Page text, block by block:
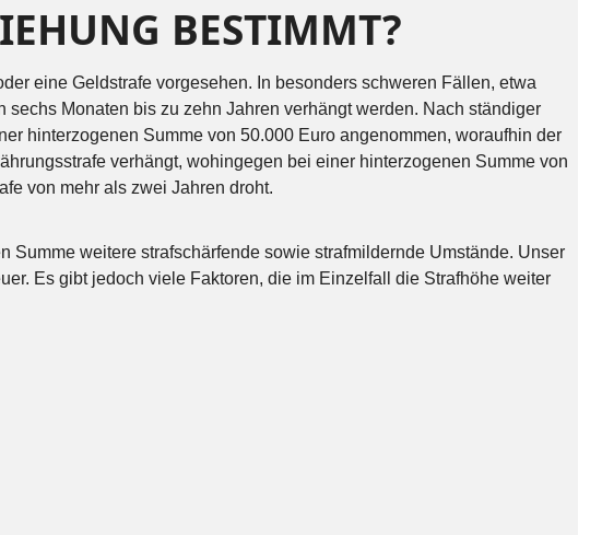
BESTIMMT?
eine Geldstrafe vorgesehen. In besonders schweren Fällen, etwa
Monaten bis zu zehn Jahren verhängt werden. Nach ständiger
hinterzogenen Summe von 50.000 Euro angenommen, woraufhin der
verhängt, wohingegen bei einer hinterzogenen Summe von
von mehr als zwei Jahren droht.
weitere strafschärfende sowie strafmildernde Umstände. Unser
Es gibt jedoch viele Faktoren, die im Einzelfall die Strafhöhe weiter